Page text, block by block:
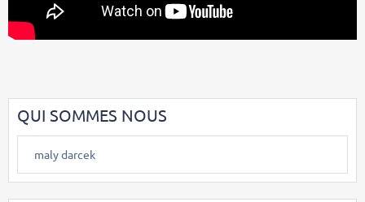
QUI SOMMES NOUS
maly darcek